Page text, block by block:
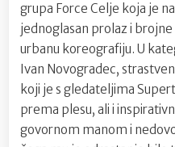
grupa Force Celje koja je
jednoglasan prolaz i
urbanu koreografiju. U
Ivan Novogradec,
koji je s gledateljima
prema plesu, ali i
govornom manom i